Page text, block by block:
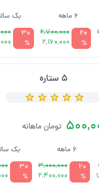
6 ماهه
20
%
2,700,000
2,160,000
یک
30
%
5 ستاره
تومان ماهانه
6 ماهه
20
%
3,000,000
2,400,000
یک
30
%